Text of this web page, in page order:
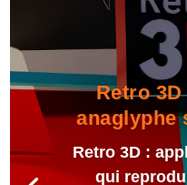
Retro
anaglyphe
Retro 3D :
qui